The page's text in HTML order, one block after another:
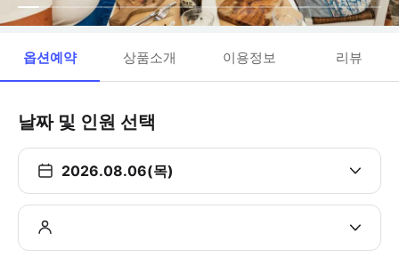
옵션예약 상품소개 이용정보 리뷰
날짜 및 인원 선택
2026.08.06(목)